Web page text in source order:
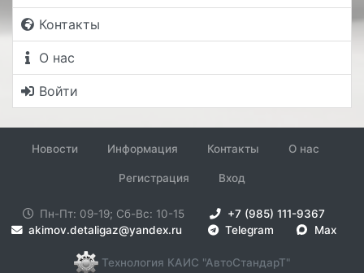
Контакты
О нас
Войти
Новости Информация Контакты О нас
Регистрация Вход
Пн-Пт: 09-19; Сб-Вс: 10-15
+7 (985) 111-9367
akimov.detaligaz@yandex.ru
Telegram Max
Технология КАИС "АвтоСтандарТ"